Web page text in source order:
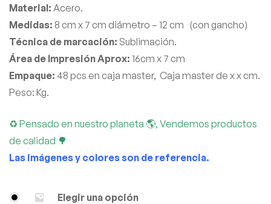
Material: Acero.
Medidas: 8 cm x 7 cm diámetro – 12 cm (con gancho)
Técnica de marcación: Sublimación.
Área de Impresión Aprox: 16cm x 7 cm
Empaque: 48 pcs en caja master, Caja master de x x cm.
Peso: Kg.
♻ Pensado en nuestro planeta 🌎, Vendemos productos
de calidad 🌳
Las imágenes y colores son de referencia.
Elegir una opción